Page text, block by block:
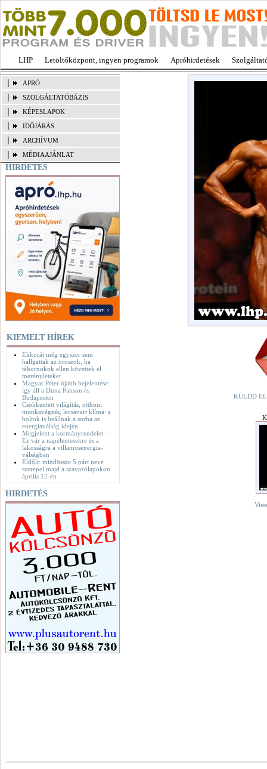
LHP Letöltőközpont, ingyen programok Apróhirdetések
APRÓ
SZOLGÁLTATÓBÁZIS
KÉPESLAPOK
IDŐJÁRÁS
ARCHÍVUM
MÉDIAAJÁNLAT
HIRDETÉS
KIEMELT HÍREK
Ekkorát még egyszer sem
hallgattak az oroszok, ha
tábornokok ellen követtek el
merényleteket
Magyar Péter újabb bejelentése:
így áll a Duna Pakson és
Budapesten
Csökkentett világítás, otthoni
munkavégzés, lecsavart klíma: a
boltok is beállnak a sorba az
energiaválság idején
Megjelent a kormányrendelet –
Ez vár a napelemesekre és a
lakosságra a villamosenergia-
válságban
Eldőlt: mindössze 5 párt neve
szerepel majd a szavazólapokon
április 12-én
HIRDETÉS
KÜLDD